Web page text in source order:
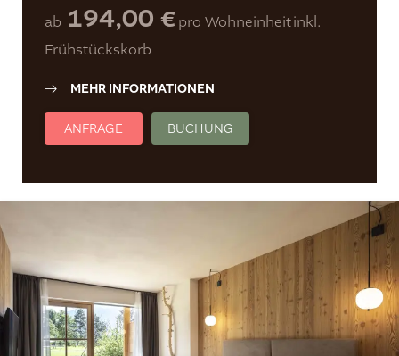
ab 194,00 € pro Wohneinheitinkl.
Frühstückskorb
MEHR INFORMATIONEN
ANFRAGE BUCHUNG